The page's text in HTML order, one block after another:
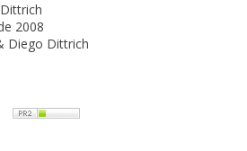
2008
Diego Dittrich